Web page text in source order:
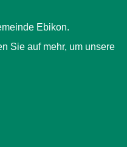
Ebikon.
Sie auf mehr, um unsere